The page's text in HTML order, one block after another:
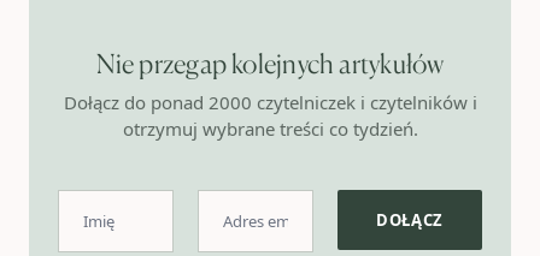
Nie przegap kolejnych artykułów
Dołącz do ponad 2000 czytelniczek i czytelników i
otrzymuj wybrane treści co tydzień.